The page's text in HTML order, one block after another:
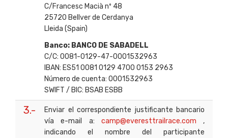
C/Francesc Macià nº 48
25720 Bellver de Cerdanya
Lleida (Spain)
Banco: BANCO DE SABADELL
C/C: 0081-0129-47-0001532963
IBAN: ES51 0081 0129 4700 0153 2963
Número de cuenta: 0001532963
SWIFT / BIC: BSAB ESBB
3.-
Enviar el correspondiente justificante bancario
vía e-mail a: camp@everesttrailrace.com ,
indicando el nombre del participante